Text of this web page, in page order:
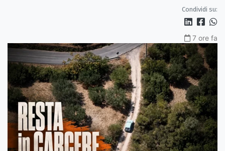
Condividi su:
7 ore fa